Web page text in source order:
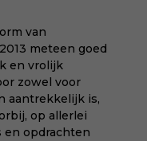
van
meteen goed
en vrolijk
zowel voor
aantrekkelijk is,
op allerlei
en opdrachten